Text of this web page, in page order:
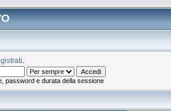
password e durata della sessione